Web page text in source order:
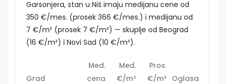
Garsonjera, stan u Niš imaju medijanu cene od
350 €/mes. (prosek 366 €/mes.) i medijanu od
7 €/m² (prosek 7 €/m²) — skuplje od Beograd
(16 €/m²) i Novi Sad (10 €/m²).
Grad
Med.
cena
Med.
€/m²
Pros.
€/m² Oglasa